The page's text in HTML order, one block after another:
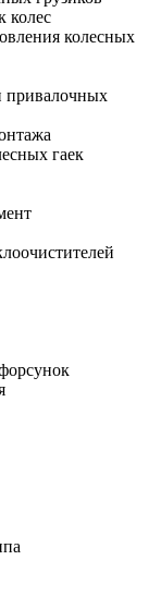
колес
колесных
привалочных
гаек